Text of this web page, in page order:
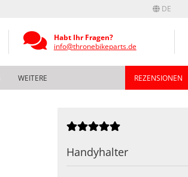
DE
Habt Ihr Fragen?
info@thronebikeparts.de
REZENSIONEN
WEITERE
Handyhalter